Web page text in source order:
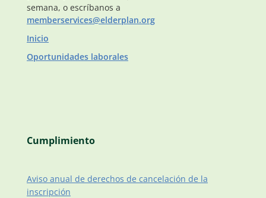
semana, o escríbanos a
memberservices@elderplan.org
Inicio
Oportunidades laborales
Cumplimiento
Aviso anual de derechos de cancelación de la
inscripción